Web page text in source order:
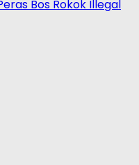
Bos Rokok Illegal